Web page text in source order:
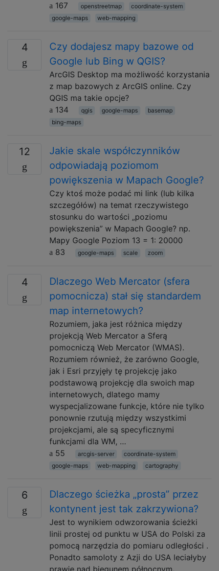
167
openstreetmap
coordinate-system
google-maps
web-mapping
4
Czy dodajesz mapy bazowe od
Google lub Bing w QGIS?
ArcGIS Desktop ma możliwość korzystania
z map bazowych z ArcGIS online. Czy
QGIS ma takie opcje?
134
qgis google-maps
basemap
bing-maps
12
Jakie skale współczynników
odpowiadają poziomom
powiększenia w Mapach Google?
Czy ktoś może podać mi link (lub kilka
szczegółów) na temat rzeczywistego
stosunku do wartości „poziomu
powiększenia” w Mapach Google? np.
Mapy Google Poziom 13 = 1: 20000
83
google-maps scale zoom
4
Dlaczego Web Mercator (sfera
pomocnicza) stał się standardem
map internetowych?
Rozumiem, jaka jest różnica między
projekcją Web Mercator a Sferą
pomocniczą Web Mercator (WMAS).
Rozumiem również, że zarówno Google,
jak i Esri przyjęły tę projekcję jako
podstawową projekcję dla swoich map
internetowych, dlatego mamy
wyspecjalizowane funkcje, które nie tylko
ponownie rzutują między wszystkimi
projekcjami, ale są specyficznymi
funkcjami dla WM, …
55
arcgis-server
coordinate-system
google-maps
web-mapping cartography
6
Dlaczego ścieżka „prosta” przez
kontynent jest tak zakrzywiona?
Jest to wynikiem odwzorowania ścieżki
linii prostej od punktu w USA do Polski za
pomocą narzędzia do pomiaru odległości .
Ponadto samoloty z Azji do USA leciałyby
prawie nad biegunem północnym.